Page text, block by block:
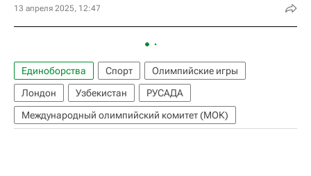
13 апреля 2025, 12:47
Единоборства Спорт
Олимпийские игры
Лондон
Узбекистан
РУСАДА
Международный олимпийский комитет (МОК)